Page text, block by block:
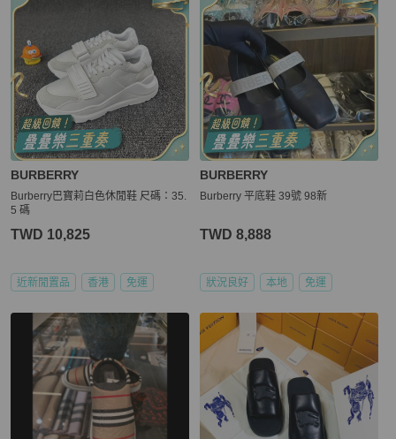
BURBERRY
Burberry巴寶莉白色休閒鞋 尺碼：35.
5 碼
TWD 10,825
近新閒置品 香港 免運
BURBERRY
Burberry 平底鞋 39號 98新
TWD 8,888
狀況良好 本地 免運